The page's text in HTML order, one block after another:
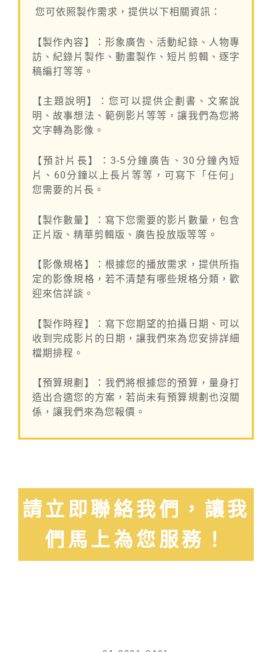
您可依照製作需求，提供以下相關資訊：
【製作內容】：形象廣吿、活動紀錄、人物專
訪、紀錄片製作、動畫製作、短片剪輯、逐字
稿編打等等。
【主題說明】：您可以提供企劃書、文案說
明、故事想法、範例影片等等，讓我們為您將
文字轉為影像。
【預計片長】：3-5分鐘廣告、30分鐘內短
片、60分鐘以上長片等等，可寫下「任何」
您需要的片長。
【製作數量】：寫下您需要的影片數量，包含
正片版、精華剪輯版、廣告投放版等等。
【影像規格】：根據您的播放需求，提供所指
定的影像規格，若不清楚有哪些規格分類，歡
迎來信詳談。
【製作時程】：寫下您期望的拍攝日期、可以
收到完成影片的日期，讓我們來為您安排詳細
檔期排程。
【預算規劃】：我們將根據您的預算，量身打
造出合適您的方案，若尚未有預算規劃也沒關
係，讓我們來為您報價。
請立即聯絡我們，讓我
們馬上為您服務！